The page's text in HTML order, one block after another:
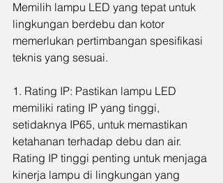
Memilih lampu LED yang tepat untuk
lingkungan berdebu dan kotor
memerlukan pertimbangan spesifikasi
teknis yang sesuai.
1. Rating IP: Pastikan lampu LED
memiliki rating IP yang tinggi,
setidaknya IP65, untuk memastikan
ketahanan terhadap debu dan air.
Rating IP tinggi penting untuk menjaga
kinerja lampu di lingkungan yang